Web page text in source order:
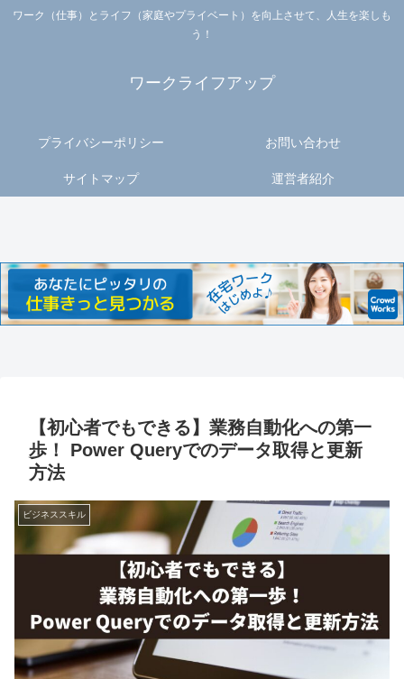
ワーク（仕事）とライフ（家庭やプライベート）を向上させて、人生を楽しも
う！
ワークライフアップ
プライバシーポリシー お問い合わせ
サイトマップ 運営者紹介
【初心者でもできる】業務自動化への第一
歩！ Power Queryでのデータ取得と更新
方法
ビジネススキル